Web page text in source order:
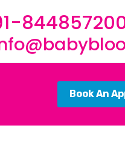
Book An